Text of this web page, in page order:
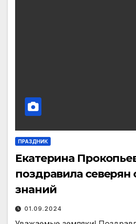
ПРАЗДНИК
Екатерина
поздравила северян
знаний
01.09.2024